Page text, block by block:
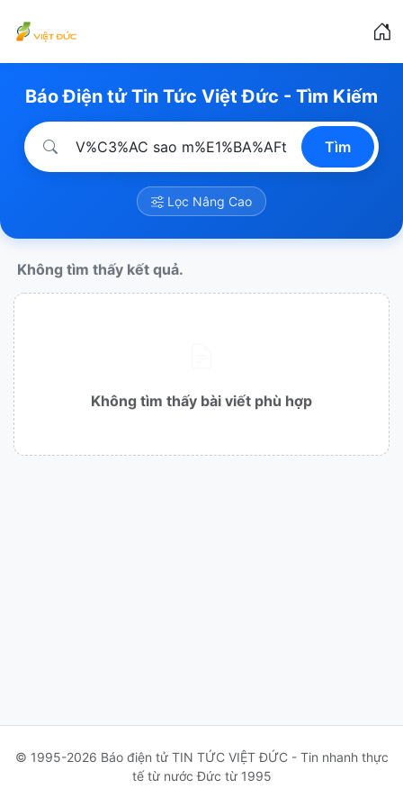
Báo Điện tử Tin Tức Việt Đức - Tìm Kiếm
Tìm
Lọc Nâng Cao
Không tìm thấy kết quả.
Không tìm thấy bài viết phù hợp
© 1995-2026 Báo điện tử TIN TỨC VIỆT ĐỨC - Tin nhanh thực
tế từ nước Đức từ 1995